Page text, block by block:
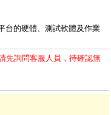
台的硬體、測試軟體及作業
先詢問客服人員，待確認無